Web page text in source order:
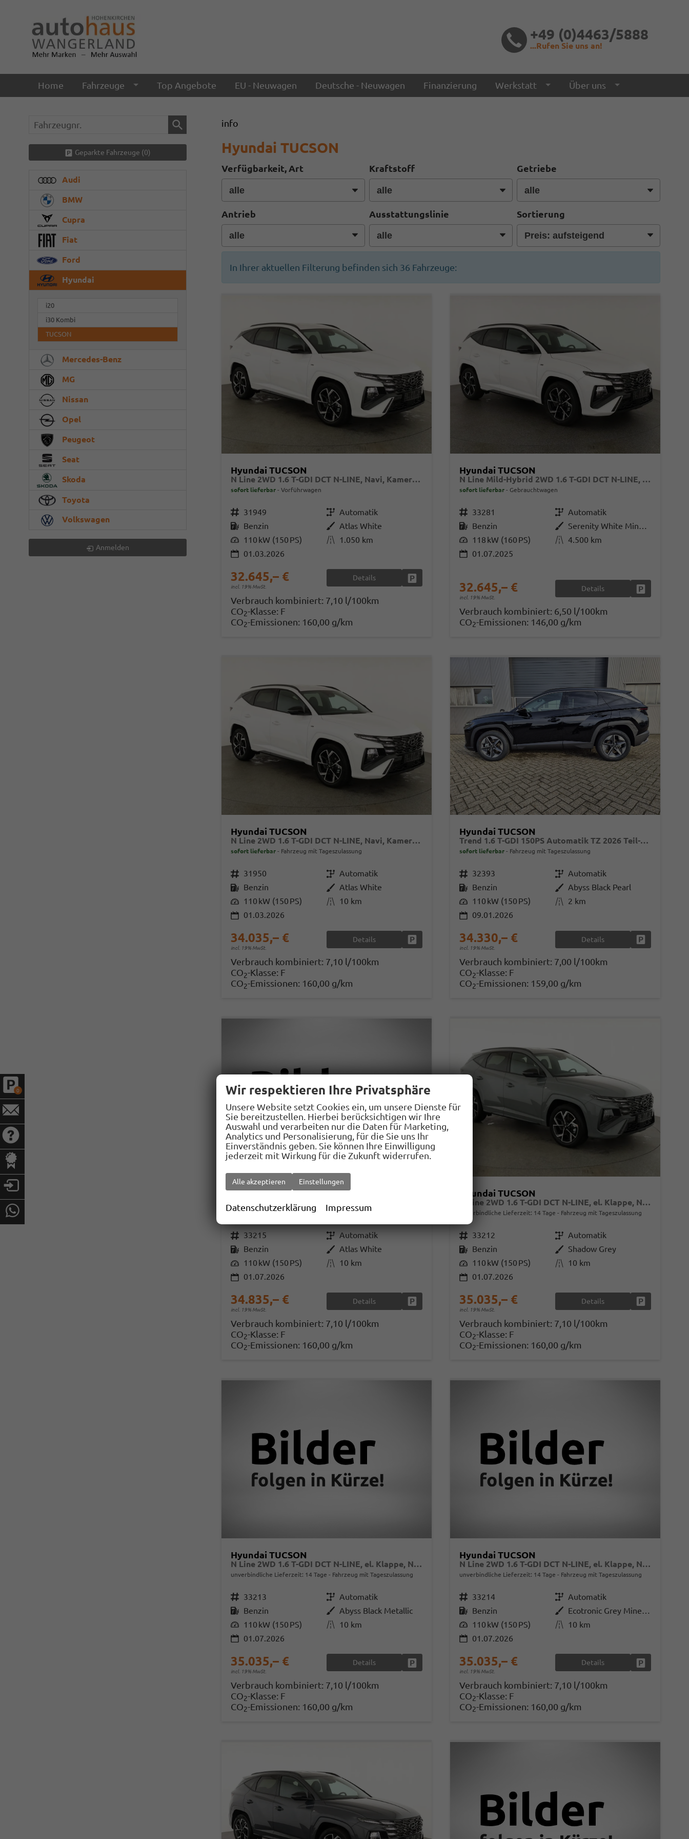
+49 (0)4463/5888
...Rufen Sie uns an!
0
Home Fahrzeuge Top Angebote EU - Neuwagen Deutsche - Neuwagen Finanzierung Werkstatt Über uns
info
Hyundai TUCSON
Verfügbarkeit, Art Kraftstoff Getriebe
Antrieb Ausstattungslinie Sortierung
In Ihrer aktuellen Filterung befinden sich 36 Fahrzeuge:
Hyundai TUCSON
N Line 2WD 1.6 T-GDI DCT N-LINE, Navi, Kamera, Side, Winter
sofort lieferbar Vorführwagen
Fahrzeugnr. 31949 GetriebeAutomatik
Kraftstoff Benzin AußenfarbeAtlas White
Leistung 110 kW (150 PS) Kilometerstand 1.050 km
01.03.2026
32.645,– €
incl. 19% MwSt.
Details
Verbrauch kombiniert: 7,10 l/100km
CO2-Klasse: F
CO2-Emissionen: 160,00 g/km
Hyundai TUCSON
N Line Mild-Hybrid 2WD 1.6 T-GDI DCT N-LINE, Facelift, Pano, Navi, 19-Zoll, Teilleder
sofort lieferbar Gebrauchtwagen
Fahrzeugnr. 33281 GetriebeAutomatik
Kraftstoff Benzin Außenfarbe
Serenity White Mineraleffekt
Leistung 118 kW (160 PS) Kilometerstand4.500 km
01.07.2025
32.645,– €
incl. 19% MwSt.
Details
Verbrauch kombiniert: 6,50 l/100km
CO2-Emissionen: 146,00 g/km
Hyundai TUCSON
N Line 2WD 1.6 T-GDI DCT N-LINE, Navi, Kamera, Side, Winter
sofort lieferbar Fahrzeug mit Tageszulassung
Fahrzeugnr. 31950 GetriebeAutomatik
Kraftstoff Benzin AußenfarbeAtlas White
Leistung 110 kW (150 PS) Kilometerstand 10 km
01.03.2026
34.035,– €
incl. 19% MwSt.
Details Fahrzeug parken
Verbrauch kombiniert: 7,10 l/100km
CO2-Klasse: F
CO2-Emissionen: 160,00 g/km
Hyundai TUCSON
Trend 1.6 T-GDI 150PS Automatik TZ 2026 Teil-Leder Sitzheizung v+h Lenkradheizung Klimaautomatik Navi Touchscreen DAB+ Apple CarPlay + Android Auto PDC Rückf.-Kamera Matrix-LED-Scheinw.
sofort lieferbar Fahrzeug mit Tageszulassung
Fahrzeugnr. 32393 GetriebeAutomatik
Kraftstoff Benzin AußenfarbeAbyss Black Pearl
Leistung 110 kW (150 PS) Kilometerstand 2 km
09.01.2026
34.330,– €
incl. 19% MwSt.
Details
Verbrauch kombiniert: 7,00 l/100km
CO2-Klasse: F
CO2-Emissionen: 159,00 g/km
Hyundai TUCSON
unverbindliche Lieferzeit:14 Tage Fahrzeug mit Tageszulassung
Fahrzeugnr. 33215 GetriebeAutomatik
Kraftstoff Benzin AußenfarbeAtlas White
Leistung
110 kW (150 PS) Kilometerstand 10 km
01.07.2026
34.835,– €
incl. 19% MwSt.
Details Fahrzeug parken
Verbrauch kombiniert: 7,10 l/100km
CO2-Klasse: F
CO2-Emissionen: 160,00 g/km
Hyundai TUCSON
N Line 2WD 1.6 T-GDI DCT N-LINE, el. Klappe, Navi, Kamera, Side, Winter
unverbindliche Lieferzeit: 14 Tage Fahrzeug mit Tageszulassung
Fahrzeugnr. 33212 GetriebeAutomatik
Kraftstoff Benzin AußenfarbeShadow Grey
Leistung
110 kW (150 PS) Kilometerstand 10 km
01.07.2026
35.035,– €
incl. 19% MwSt.
Details
Verbrauch kombiniert: 7,10 l/100km
CO2-Klasse: F
CO2-Emissionen: 160,00 g/km
Hyundai TUCSON
N Line 2WD 1.6 T-GDI DCT N-LINE, el. Klappe, Navi, Kamera, Side, Winter
unverbindliche Lieferzeit: 14 Tage Fahrzeug mit Tageszulassung
Fahrzeugnr. 33213 GetriebeAutomatik
Kraftstoff Benzin AußenfarbeAbyss Black Metallic
Leistung 110 kW (150 PS) Kilometerstand 10 km
01.07.2026
35.035,– €
incl. 19% MwSt.
Details Fahrzeug parken
Verbrauch kombiniert: 7,10 l/100km
CO2-Klasse: F
CO2-Emissionen: 160,00 g/km
Hyundai TUCSON
N Line 2WD 1.6 T-GDI DCT N-LINE, el. Klappe, Navi, Kamera, Side, Winter
unverbindliche Lieferzeit: 14 Tage Fahrzeug mit Tageszulassung
Fahrzeugnr. 33214 GetriebeAutomatik
Kraftstoff Benzin Außenfarbe
Ecotronic Grey Mineraleffekt
Leistung 110 kW (150 PS) Kilometerstand 10 km
01.07.2026
35.035,– €
incl. 19% MwSt.
Details
Verbrauch kombiniert: 7,10 l/100km
CO2-Klasse: F
CO2-Emissionen: 160,00 g/km
Fahrzeugnr.
Geparkte Fahrzeuge (0)
Audi
BMW
Cupra
Fiat
Ford
Hyundai
i20
i30 Kombi
TUCSON
Mercedes-Benz
MG
Nissan
Opel
Peugeot
Seat
Skoda
Toyota
Volkswagen
Anmelden
Wir respektieren Ihre Privatsphäre
Unsere Website setzt Cookies ein, um unsere Dienste für
Sie bereitzustellen. Hierbei berücksichtigen wir Ihre
Auswahl und verarbeiten nur die Daten für Marketing,
Analytics und Personalisierung, für die Sie uns Ihr
Einverständnis geben. Sie können Ihre Einwilligung
jederzeit mit Wirkung für die Zukunft widerrufen.
Alle akzeptieren Einstellungen
Datenschutzerklärung Impressum